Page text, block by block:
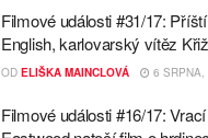
Filmové události #31/17:
English, karlovarský vítěz
OD ELIŠKA MAINCLOVÁ 6 SRPNA,
Filmové události #16/17: